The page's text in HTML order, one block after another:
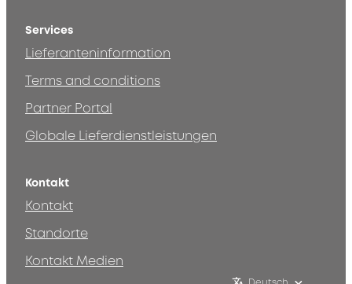
Services
Lieferanteninformation
Terms and conditions
Partner Portal
Globale Lieferdienstleistungen
Kontakt
Kontakt
Standorte
Kontakt Medien